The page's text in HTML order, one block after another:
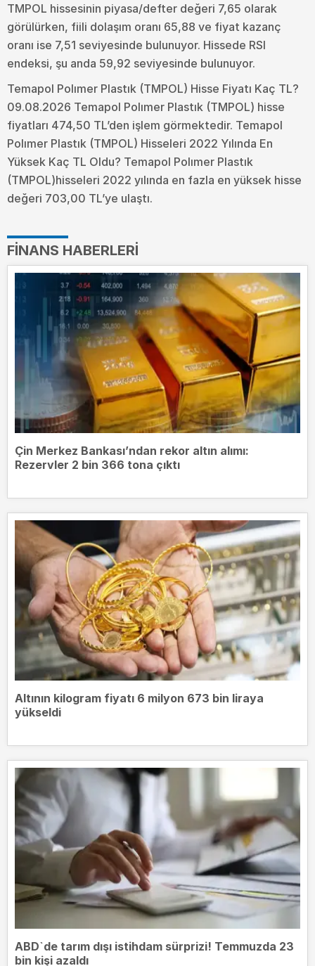
TMPOL hissesinin piyasa/defter değeri 7,65 olarak
görülürken, fiili dolaşım oranı 65,88 ve fiyat kazanç
oranı ise 7,51 seviyesinde bulunuyor. Hissede RSI
endeksi, şu anda 59,92 seviyesinde bulunuyor.
Temapol Polımer Plastık (TMPOL) Hisse Fiyatı Kaç TL?
09.08.2026 Temapol Polımer Plastık (TMPOL) hisse
fiyatları 474,50 TL’den işlem görmektedir. Temapol
Polımer Plastık (TMPOL) Hisseleri 2022 Yılında En
Yüksek Kaç TL Oldu? Temapol Polımer Plastık
(TMPOL)hisseleri 2022 yılında en fazla en yüksek hisse
değeri 703,00 TL’ye ulaştı.
FINANS HABERLERI
Çin Merkez Bankası’ndan rekor altın alımı:
Rezervler 2 bin 366 tona çıktı
Altının kilogram fiyatı 6 milyon 673 bin liraya
yükseldi
ABD`de tarım dışı istihdam sürprizi! Temmuzda 23
bin kişi azaldı